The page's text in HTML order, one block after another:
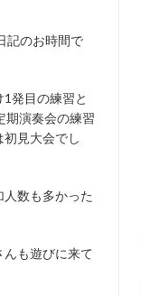
記のお時間で
発目の練習と
期演奏会の練習
見大会でし
数も多かった
も遊びに来て